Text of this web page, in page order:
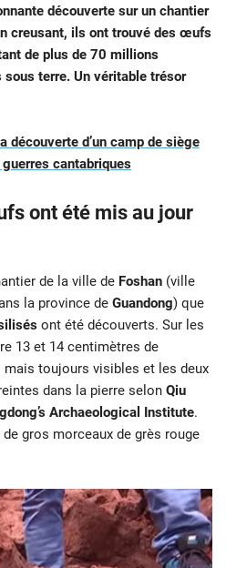
découverte sur un chantier
creusant, ils ont trouvé des œufs
de plus de 70 millions
sous terre. Un véritable trésor
découverte d’un camp de siège
cantabriques
ont été mis au jour
de la ville de Foshan (ville
la province de Guandong) que
ont été découverts. Sur les
13 et 14 centimètres de
toujours visibles et les deux
dans la pierre selon Qiu
Archaeological Institute.
gros morceaux de grès rouge